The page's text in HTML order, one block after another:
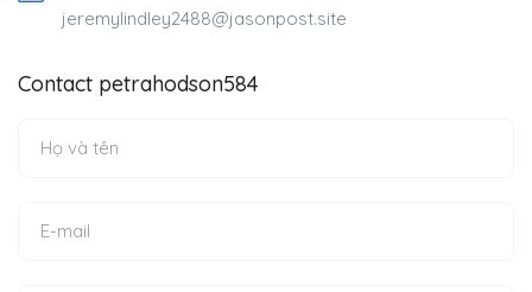
jeremylindley2488@jasonpost.site
Contact petrahodson584